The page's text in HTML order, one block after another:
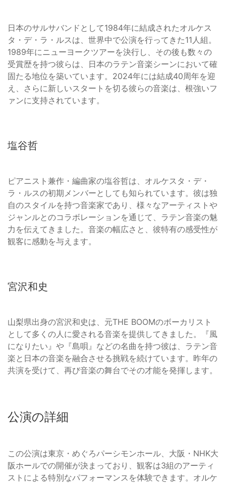
日本のサルサバンドとして1984年に結成されたオルケス
タ・デ・ラ・ルスは、世界中で公演を行ってきた11人組。
1989年にニューヨークツアーを決行し、その後も数々の
受賞歴を持つ彼らは、日本のラテン音楽シーンにおいて確
固たる地位を築いています。2024年には結成40周年を迎
え、さらに新しいスタートを切る彼らの音楽は、根強いフ
ァンに支持されています。
塩谷哲
ピアニスト兼作・編曲家の塩谷哲は、オルケスタ・デ・
ラ・ルスの初期メンバーとしても知られています。彼は独
自のスタイルを持つ音楽家であり、様々なアーティストや
ジャンルとのコラボレーションを通じて、ラテン音楽の魅
力を伝えてきました。音楽の幅広さと、彼特有の感受性が
観客に感動を与えます。
宮沢和史
山梨県出身の宮沢和史は、元THE BOOMのボーカリスト
として多くの人に愛される音楽を提供してきました。『風
になりたい』や『島唄』などの名曲を持つ彼は、ラテン音
楽と日本の音楽を融合させる挑戦を続けています。昨年の
共演を受けて、再び音楽の舞台でその才能を発揮します。
公演の詳細
この公演は東京・めぐろパーシモンホール、大阪・NHK大
阪ホールでの開催が決まっており、観客は3組のアーティ
ストによる特別なパフォーマンスを体験できます。オルケ